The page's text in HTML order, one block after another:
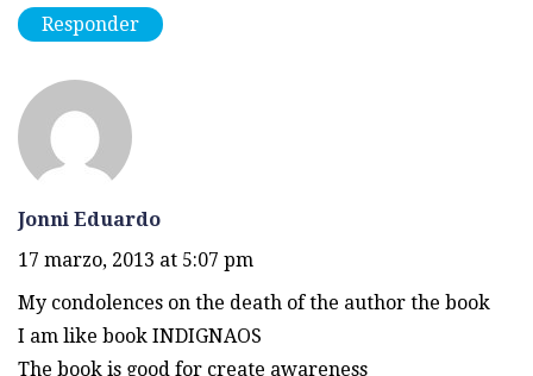
Responder
Jonni Eduardo
17 marzo, 2013 at 5:07 pm
My condolences on the death of the author the book
I am like book INDIGNAOS
The book is good for create awareness